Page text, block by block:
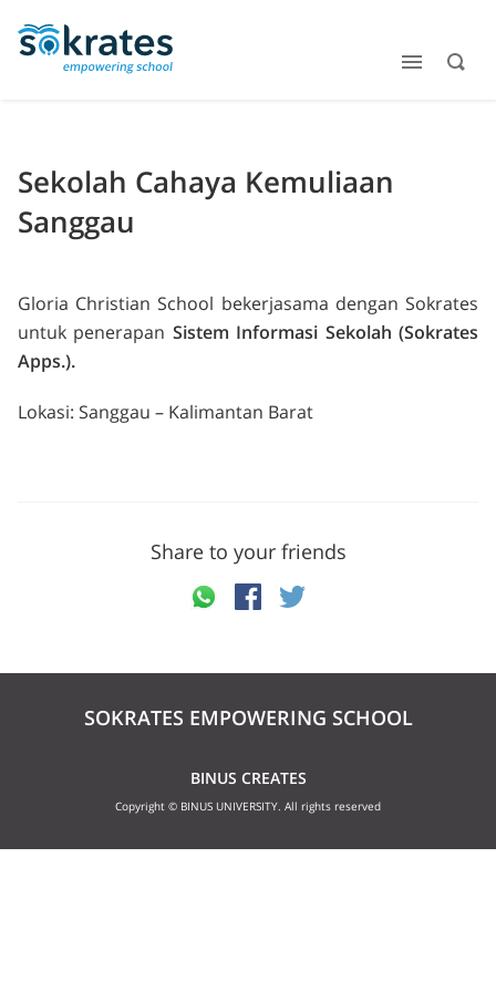
Sekolah Cahaya Kemuliaan
Sanggau
Gloria Christian School bekerjasama dengan Sokrates
untuk penerapan Sistem Informasi Sekolah (Sokrates
Apps.).
Lokasi: Sanggau – Kalimantan Barat
Share to your friends
SOKRATES EMPOWERING SCHOOL
BINUS CREATES
Copyright © BINUS UNIVERSITY. All rights reserved